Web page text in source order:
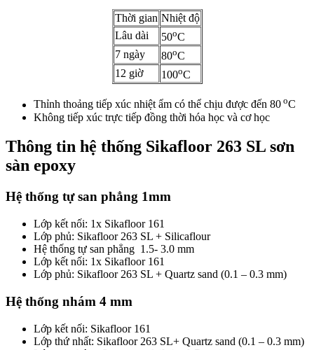
Thời gian Nhiệt độ
Lâu dài
50oC
7 ngày
80oC
12 giờ
100oC
Thỉnh thoảng tiếp xúc nhiệt ẩm có thể chịu được đến 80 oC
Không tiếp xúc trực tiếp đồng thời hóa học và cơ học
Thông tin hệ thống Sikafloor 263 SL sơn
sàn epoxy
Hệ thống tự san phẳng 1mm
Lớp kết nối: 1x Sikafloor 161
Lớp phủ: Sikafloor 263 SL + Silicaflour
Hệ thống tự san phẳng 1.5- 3.0 mm
Lớp kết nối: 1x Sikafloor 161
Lớp phủ: Sikafloor 263 SL + Quartz sand (0.1 – 0.3 mm)
Hệ thống nhám 4 mm
Lớp kết nối: Sikafloor 161
Lớp thứ nhất: Sikafloor 263 SL+ Quartz sand (0.1 – 0.3 mm)